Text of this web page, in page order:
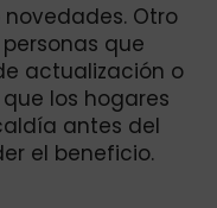
novedades. Otro
que
actualización o
los hogares
antes del
el beneficio.